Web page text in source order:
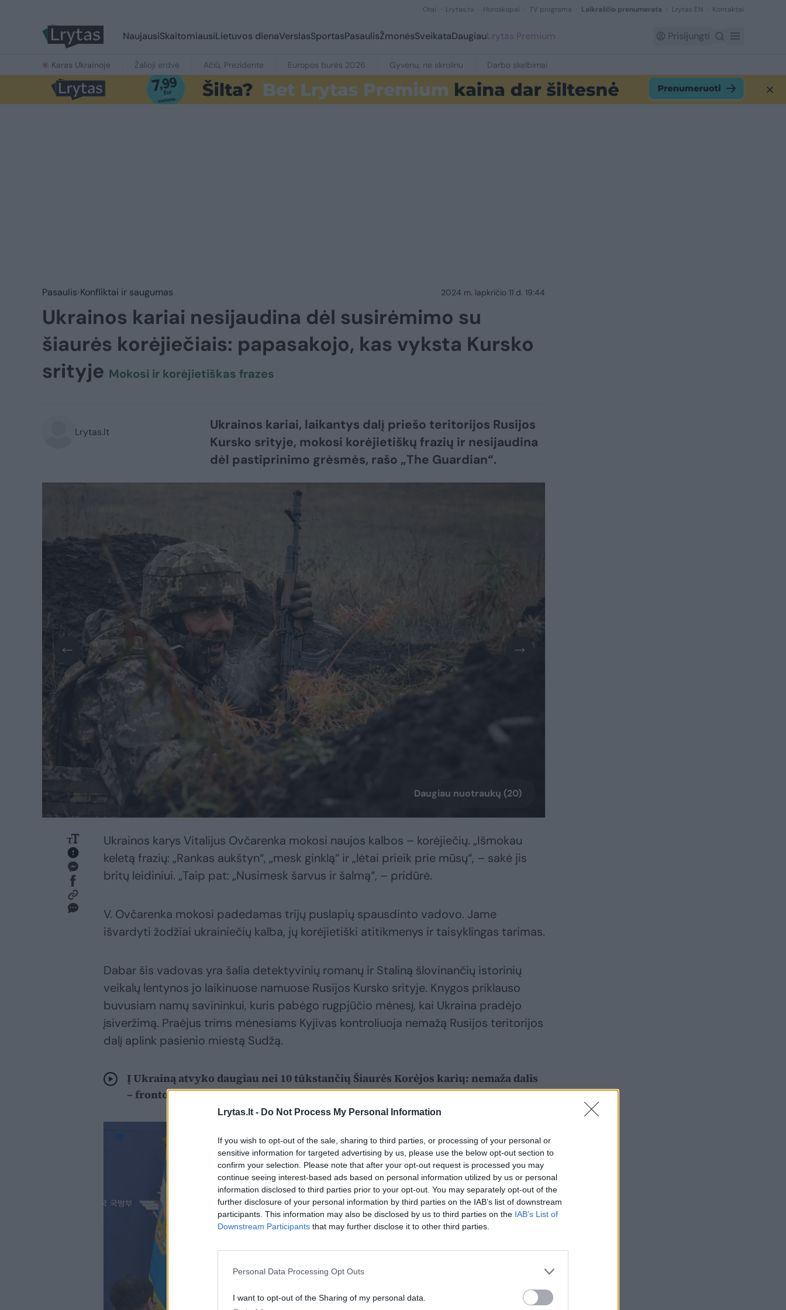
Lrytas.lt - Do Not Process My Personal Information
If you wish to opt-out of the sale, sharing to third parties, or processing of your personal or
sensitive information for targeted advertising by us, please use the below opt-out section to
confirm your selection. Please note that after your opt-out request is processed you may
continue seeing interest-based ads based on personal information utilized by us or personal
information disclosed to third parties prior to your opt-out. You may separately opt-out of the
further disclosure of your personal information by third parties on the IAB’s list of downstream
participants. This information may also be disclosed by us to third parties on the IAB’s List of
Downstream Participants that may further disclose it to other third parties.
Personal Data Processing Opt Outs
I want to opt-out of the Sharing of my personal data.
Orai Lrytas.tv Horoskopai TV programa Laikraščio prenumerata Lrytas EN Kontaktai
NaujausiSkaitomiausiLietuvos dienaVerslasSportasPasaulisŽmonėsSveikataDaugiauLrytas Premium Prisijungti
Karas Ukrainoje Žalioji erdvė Ačiū, Prezidente Europos burės 2026 Gyvenu, ne skrolinu Darbo skelbimai
Pasaulis Konfliktai ir saugumas 2024 m. lapkričio 11 d. 19:44
Ukrainos kariai nesijaudina dėl susirėmimo su
šiaurės korėjiečiais: papasakojo, kas vyksta Kursko
srityje Mokosi ir korėjietiškas frazes
Lrytas.lt
Ukrainos kariai, laikantys dalį priešo teritorijos Rusijos
Kursko srityje, mokosi korėjietiškų frazių ir nesijaudina
dėl pastiprinimo grėsmės, rašo „The Guardian“.
Daugiau nuotraukų (20)
Ukrainos karys Vitalijus Ovčarenka mokosi naujos kalbos – korėjiečių. „Išmokau
keletą frazių: „Rankas aukštyn“, „mesk ginklą“ ir „lėtai prieik prie mūsų“, – sakė jis
britų leidiniui. „Taip pat: „Nusimesk šarvus ir šalmą“, – pridūrė.
V. Ovčarenka mokosi padedamas trijų puslapių spausdinto vadovo. Jame
išvardyti žodžiai ukrainiečių kalba, jų korėjietiški atitikmenys ir taisyklingas tarimas.
Dabar šis vadovas yra šalia detektyvinių romanų ir Staliną šlovinančių istorinių
veikalų lentynos jo laikinuose namuose Rusijos Kursko srityje. Knygos priklauso
buvusiam namų savininkui, kuris pabėgo rugpjūčio mėnesį, kai Ukraina pradėjo
įsiveržimą. Praėjus trims mėnesiams Kyjivas kontroliuoja nemažą Rusijos teritorijos
dalį aplink pasienio miestą Sudžą.
Į Ukrainą atvyko daugiau nei 10 tūkstančių Šiaurės Korėjos karių: nemaža dalis
– fronto zonose